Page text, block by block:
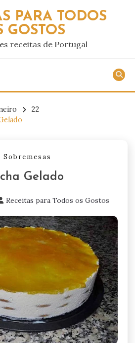
PARA TODOS
GOSTOS
receitas de Portugal
22
Sobremesas
Gelado
Receitas para Todos os Gostos